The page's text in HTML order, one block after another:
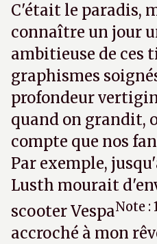
C'était le paradis,
connaître un jour
ambitieuse de ces
graphismes
profondeur
quand on grandit,
compte que nos
Par exemple,
Lusth mourait
scooter VespaNote :
accroché à mon